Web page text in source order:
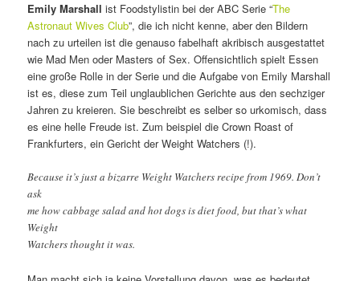
Emily Marshall ist Foodstylistin bei der ABC Serie “The
Astronaut Wives Club”, die ich nicht kenne, aber den Bildern
nach zu urteilen ist die genauso fabelhaft akribisch ausgestattet
wie Mad Men oder Masters of Sex. Offensichtlich spielt Essen
eine große Rolle in der Serie und die Aufgabe von Emily Marshall
ist es, diese zum Teil unglaublichen Gerichte aus den sechziger
Jahren zu kreieren. Sie beschreibt es selber so urkomisch, dass
es eine helle Freude ist. Zum beispiel die Crown Roast of
Frankfurters, ein Gericht der Weight Watchers (!).
Because it’s just a bizarre Weight Watchers recipe from 1969. Don’t
ask
me how cabbage salad and hot dogs is diet food, but that’s what
Weight
Watchers thought it was.